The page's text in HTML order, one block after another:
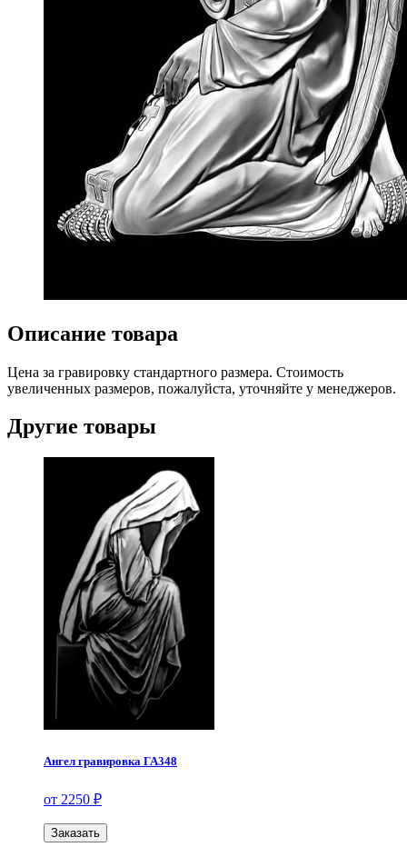
Описание товара
Цена за гравировку стандартного размера. Стоимость
увеличенных размеров, пожалуйста, уточняйте у менеджеров.
Другие товары
Ангел гравировка ГА348
от 2250 ₽
Заказать